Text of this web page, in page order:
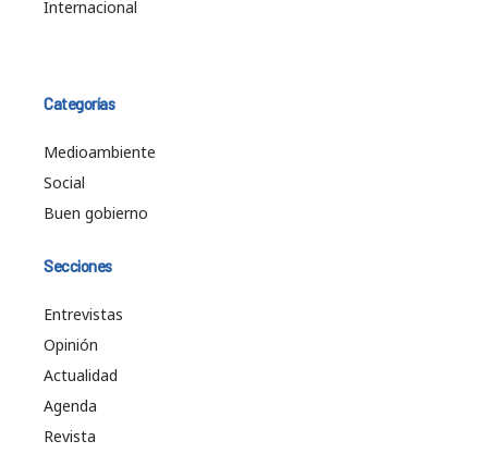
Internacional
Categorías
Medioambiente
Social
Buen gobierno
Secciones
Entrevistas
Opinión
Actualidad
Agenda
Revista